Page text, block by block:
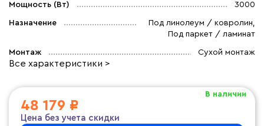
Мощность (Вт) 3000
Назначение
Под линолеум / ковролин,
Под паркет / ламинат
Монтаж Сухой монтаж
Все характеристики >
В наличии
48 179 ₽
Цена без учета скидки